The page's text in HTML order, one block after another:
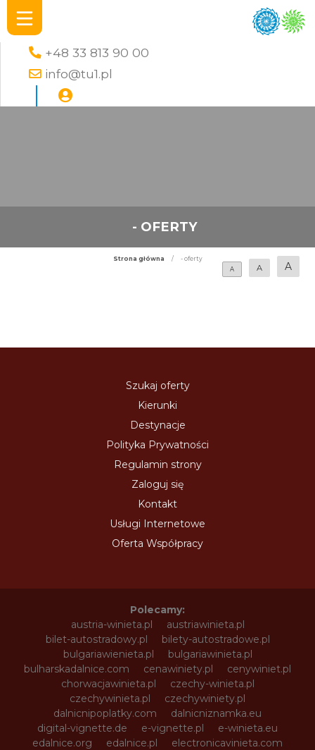
+48 33 813 90 00
info@tu1.pl
- OFERTY
Strona główna /
- oferty
A
A A
Szukaj oferty
Kierunki
Destynacje
Polityka Prywatności
Regulamin strony
Zaloguj się
Kontakt
Usługi Internetowe
Oferta Współpracy
Polecamy:
austria-winieta.pl
austriawinieta.pl
bilet-autostradowy.pl
bilety-autostradowe.pl
bulgariawienieta.pl
bulgariawinieta.pl
bulharskadalnice.com
cenawiniety.pl
cenywiniet.pl
chorwacjawinieta.pl
czechy-winieta.pl
czechywinieta.pl
czechywiniety.pl
dalnicnipoplatky.com
dalnicniznamka.eu
digital-vignette.de
e-vignette.pl
e-winieta.eu
edalnice.org
edalnice.pl
electronicavinieta.com